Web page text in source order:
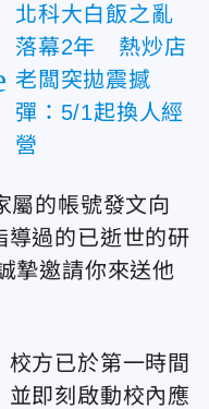
北科大白飯之亂
落幕2年 熱炒店
老闆突拋震撼
彈：5/1起換人經
營
屬的帳號發文向
導過的已逝世的研
摯邀請你來送他
方已於第一時間
並即刻啟動校內應